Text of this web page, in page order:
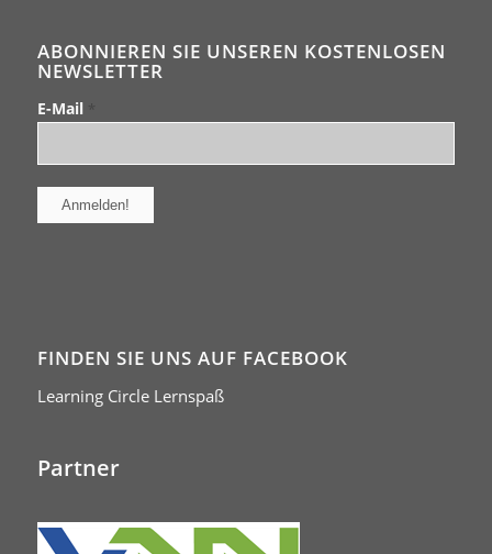
ABONNIEREN SIE UNSEREN KOSTENLOSEN
NEWSLETTER
E-Mail
FINDEN SIE UNS AUF FACEBOOK
Learning Circle Lernspaß
Partner